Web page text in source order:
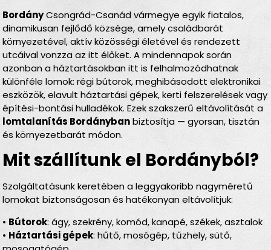
BordányCsongrád-Csanád vármegye egyik fiatalos,
dinamikusan fejlődő községe, amely családbarát
környezetével, aktív közösségi életével és rendezett
utcáival vonzza az itt élőket. A mindennapok során
azonban a háztartásokban itt is felhalmozódhatnak
különféle lomok: régi bútorok, meghibásodott elektronikai
eszközök, elavult háztartási gépek, kerti felszerelések vagy
építési-bontási hulladékok. Ezek szakszerű eltávolítását a
lomtalanítás Bordánybanbiztosítja — gyorsan, tisztán
és környezetbarát módon.
Mit szállítunk el Bordányból?
Szolgáltatásunk keretében a leggyakoribb nagyméretű
lomokat biztonságosan és hatékonyan eltávolítjuk:
• Bútorok: ágy, szekrény, komód, kanapé, székek, asztalok
• Háztartási gépek: hűtő, mosógép, tűzhely, sütő,